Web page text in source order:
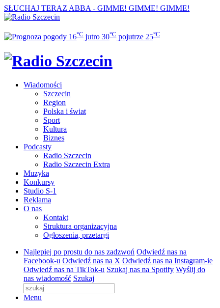
SŁUCHAJ TERAZ ABBA - GIMME! GIMME! GIMME!
16°C jutro 30°C pojutrze 25°C
Wiadomości
Szczecin
Region
Polska i świat
Sport
Kultura
Biznes
Podcasty
Radio Szczecin
Radio Szczecin Extra
Muzyka
Konkursy
Studio S-1
Reklama
O nas
Kontakt
Struktura organizacyjna
Ogłoszenia, przetargi
Najlepiej po prostu do nas zadzwoń Odwiedź nas na
Facebook-u Odwiedź nas na X Odwiedź nas na Instagram-ie
Odwiedź nas na TikTok-u Szukaj nas na Spotify Wyślij do
nas wiadomość Szukaj
Menu